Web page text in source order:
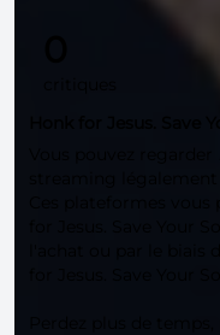
Honk for Jesus. Save
Ces plateformes
for Jesus. Save Your
l'achat ou par le biais
for Jesus. Save Your